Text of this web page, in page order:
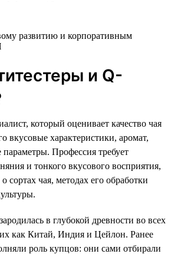
развитию и корпоративным
и Q-
который оценивает качество чая
вкусовые характеристики, аромат,
Профессия требует
и тонкого вкусового восприятия,
сортах чая, методах его обработки
в глубокой древности во всех
как Китай, Индия и Цейлон. Ранее
роль купцов: они сами отбирали